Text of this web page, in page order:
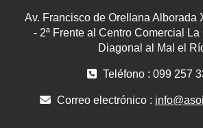
Av. Francisco de Orellana Alborada
- 2ª Frente al Centro Comercial La
Diagonal al Mal el
Teléfono : 099 257
Correo electrónico :